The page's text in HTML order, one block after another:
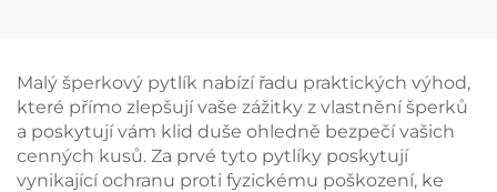
jednoduchým vzorem
pro ukládání prstenů a
náhrdelníků
rtěnku s pružinovým
kovovým uzávěrem
pro balení šperků
Malý šperkový pytlík nabízí řadu praktických výhod,
které přímo zlepšují vaše zážitky z vlastnění šperků
a poskytují vám klid duše ohledně bezpečí vašich
cenných kusů. Za prvé tyto pytlíky poskytují
vynikající ochranu proti fyzickému poškození, ke